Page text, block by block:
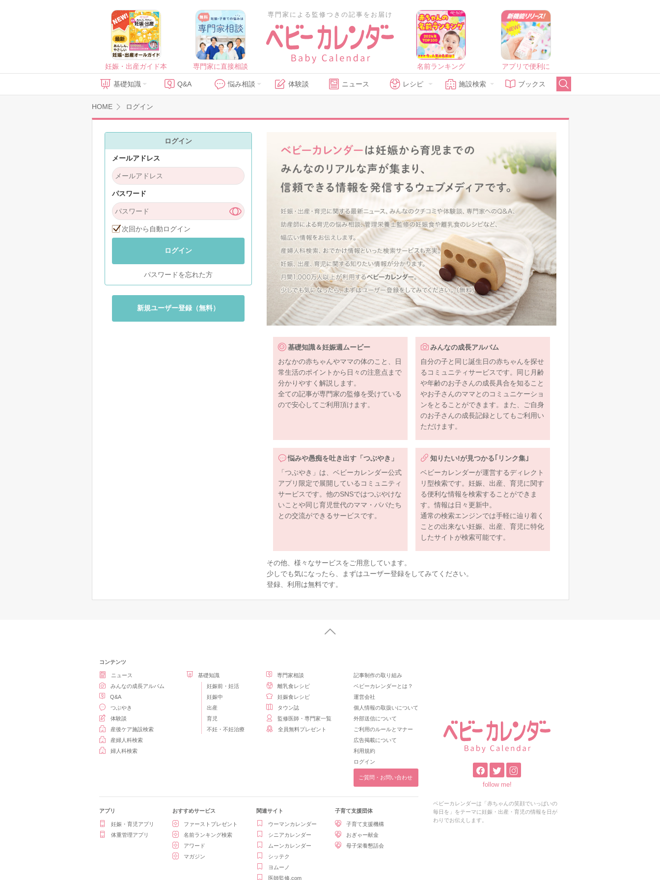
妊娠・出産ガイド本 専門家に直接相談
専門家による監修つきの記事をお届け
名前ランキング アプリで便利に
基礎知識 Q&A 悩み相談 体験談 ニュース レシピ 施設検索 ブックス
HOME ログイン
ログイン
メールアドレス
パスワード
次回から自動ログイン
ログイン
パスワードを忘れた方
新規ユーザー登録（無料）
基礎知識＆妊娠週ムービー
おなかの赤ちゃんやママの体のこと、日
常生活のポイントから日々の注意点まで
分かりやすく解説します。
全ての記事が専門家の監修を受けている
ので安心してご利用頂けます。
みんなの成長アルバム
自分の子と同じ誕生日の赤ちゃんを探せ
るコミュニティサービスです。同じ月齢
や年齢のお子さんの成長具合を知ること
やお子さんのママとのコミュニケーショ
ンをとることができます。また、ご自身
のお子さんの成長記録としてもご利用い
ただけます。
悩みや愚痴を吐き出す「つぶやき」
「つぶやき」は、ベビーカレンダー公式
アプリ限定で展開しているコミュニティ
サービスです。他のSNSではつぶやけな
いことや同じ育児世代のママ・パパたち
との交流ができるサービスです。
知りたい!が見つかる｢リンク集｣
ベビーカレンダーが運営するディレクト
リ型検索です。妊娠、出産、育児に関す
る便利な情報を検索することができま
す。情報は日々更新中。
通常の検索エンジンでは手軽に辿り着く
ことの出来ない妊娠、出産、育児に特化
したサイトが検索可能です。
その他、様々なサービスをご用意しています。
少しでも気になったら、まずはユーザー登録をしてみてください。
登録、利用は無料です。
コンテンツ
ニュース
みんなの成長アルバム
Q&A
つぶやき
体験談
産後ケア施設検索
産婦人科検索
婦人科検索
基礎知識
妊娠前・妊活
妊娠中
出産
育児
不妊・不妊治療
専門家相談
離乳食レシピ
妊娠食レシピ
タウン誌
監修医師・専門家一覧
全員無料プレゼント
記事制作の取り組み
ベビーカレンダーとは？
運営会社
個人情報の取扱いについて
外部送信について
ご利用のルールとマナー
広告掲載について
利用規約
ログイン
ご質問・お問い合わせ
アプリ
妊娠・育児アプリ
体重管理アプリ
おすすめサービス
ファーストプレゼント
名前ランキング検索
アワード
マガジン
関連サイト
ウーマンカレンダー
シニアカレンダー
ムーンカレンダー
シッテク
ヨムーノ
医師監修.com
子育て支援団体
子育て支援機構
おぎゃー献金
母子栄養懇話会
follow me!
ベビーカレンダーは「赤ちゃんの笑顔でいっぱいの
毎日を」をテーマに妊娠・出産・育児の情報を日が
わりでお伝えします。